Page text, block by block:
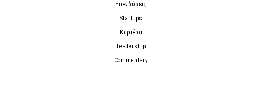
Επενδύσεις
Startups
Καριέρα
Leadership
Commentary